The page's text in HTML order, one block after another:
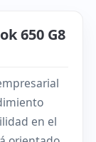
650 G8
en el